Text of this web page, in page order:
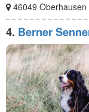
46049 Oberhausen
4. Berner
Deckrüde